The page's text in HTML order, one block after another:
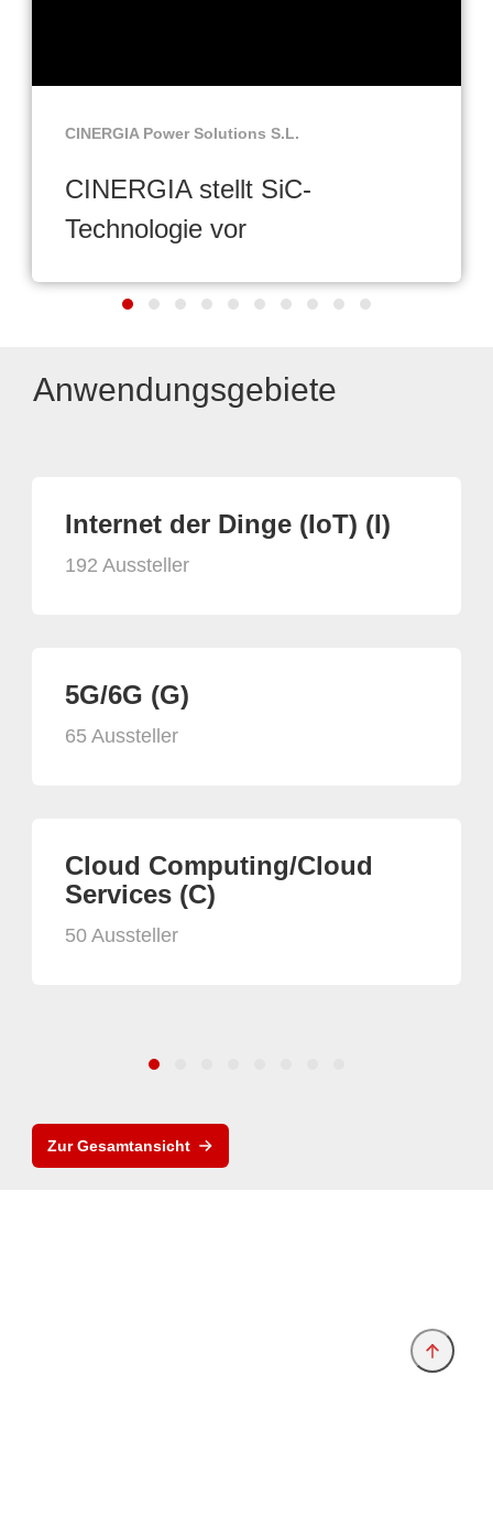
CINERGIA Power Solutions S.L.
CINERGIA stellt SiC-
Technologie vor
Anwendungsgebiete
Internet der Dinge (IoT) (I)
192 Aussteller
5G/6G (G)
65 Aussteller
Cloud Computing/Cloud
Services (C)
50 Aussteller
Zur Gesamtansicht